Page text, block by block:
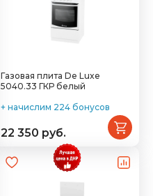
Газовая плита De Luxe
5040.33 ГКР белый
+ начислим 224 бонусов
22 350 руб.